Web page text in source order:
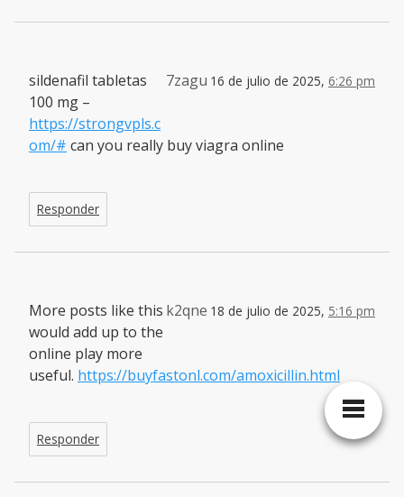
7zagu 16 de julio de 2025, 6:26 pm
sildenafil tabletas
100 mg –
https://strongvpls.c
om/# can you really buy viagra online
Responder
k2qne 18 de julio de 2025, 5:16 pm
More posts like this
would add up to the
online play more
useful. https://buyfastonl.com/amoxicillin.html
Responder